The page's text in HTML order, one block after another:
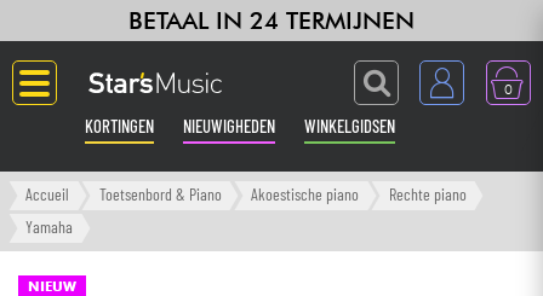
BETAAL IN 24 TERMIJNEN
0
KORTINGEN NIEUWIGHEDEN WINKELGIDSEN
Langue
Accueil Toetsenbord & Piano Akoestische piano
Rechte piano
Yamaha
NIEUW